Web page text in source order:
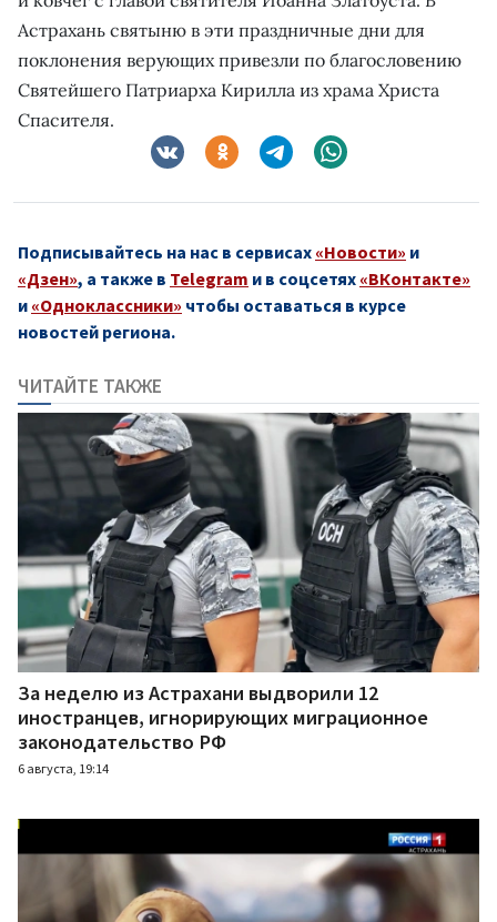
Астрахань святыню в эти праздничные дни для
поклонения верующих привезли по благословению
Святейшего Патриарха Кирилла из храма Христа
Спасителя.
Подписывайтесь на нас в сервисах «Новости» и
«Дзен», а также в Telegram и в соцсетях «ВКонтакте»
и «Одноклассники» чтобы оставаться в курсе
новостей региона.
ЧИТАЙТЕ ТАКЖЕ
За неделю из Астрахани выдворили 12
иностранцев, игнорирующих миграционное
законодательство РФ
6 августа, 19:14